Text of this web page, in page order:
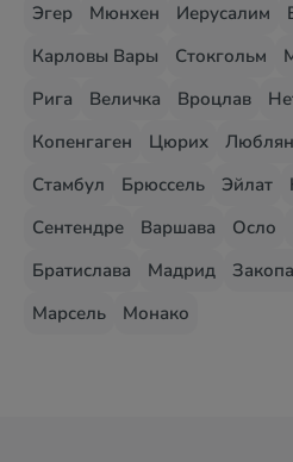
Эгер
Мюнхен Иерусалим
Карловы Вары
Стокгольм
Рига
Величка Вроцлав
Копенгаген
Цюрих
Стамбул
Брюссель Эйлат
Сентендре
Варшава Осло
Братислава
Мадрид
Марсель
Монако